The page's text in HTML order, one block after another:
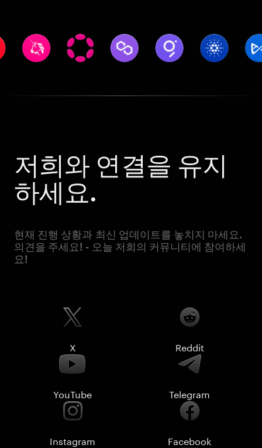
저희와 연결을 유지
하세요.
현재 진행 상황과 최신 업데이트를 놓치지 마세요.
의견을 주세요! - 오늘 저희의 커뮤니티에 참여하세
요!
X Reddit
YouTube Telegram
Instagram Facebook